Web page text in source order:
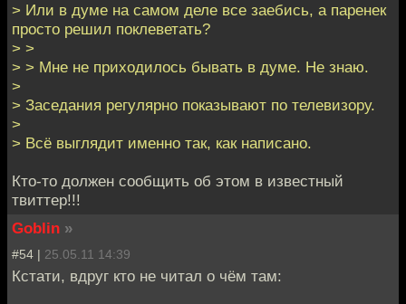
> Или в думе на самом деле все заебись, а паренек
просто решил поклеветать?
> >
> > Мне не приходилось бывать в думе. Не знаю.
>
> Заседания регулярно показывают по телевизору.
>
> Всё выглядит именно так, как написано.
Кто-то должен сообщить об этом в известный
твиттер!!!
Goblin »
#54 | 25.05.11 14:39
Кстати, вдруг кто не читал о чём там: